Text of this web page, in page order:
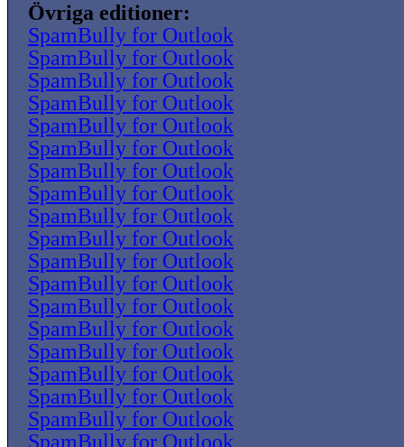
Övriga editioner:
SpamBully for Outlook
SpamBully for Outlook
SpamBully for Outlook
SpamBully for Outlook
SpamBully for Outlook
SpamBully for Outlook
SpamBully for Outlook
SpamBully for Outlook
SpamBully for Outlook
SpamBully for Outlook
SpamBully for Outlook
SpamBully for Outlook
SpamBully for Outlook
SpamBully for Outlook
SpamBully for Outlook
SpamBully for Outlook
SpamBully for Outlook
SpamBully for Outlook
SpamBully for Outlook